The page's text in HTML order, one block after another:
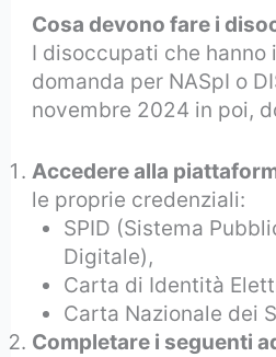
Cosa devono fare i
I disoccupati che hanno
domanda per NASpI o
novembre 2024 in poi,
Accedere alla
le proprie credenziali:
SPID (Sistema
Digitale),
Carta di Identità
Carta Nazionale dei
Completare i seguenti